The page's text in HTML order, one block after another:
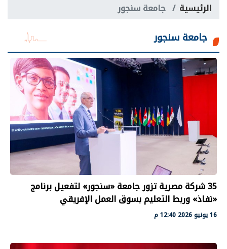
الرئيسية جامعة سنجور
جامعة سنجور
35 شركة مصرية تزور جامعة «سنجور» لتفعيل برنامج
«نفاذ» وربط التعليم بسوق العمل الإفريقي
16 يونيو 2026 12:40 م